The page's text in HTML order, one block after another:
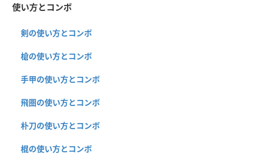
使い方とコンボ
剣の使い方とコンボ
槍の使い方とコンボ
手甲の使い方とコンボ
飛圏の使い方とコンボ
朴刀の使い方とコンボ
棍の使い方とコンボ